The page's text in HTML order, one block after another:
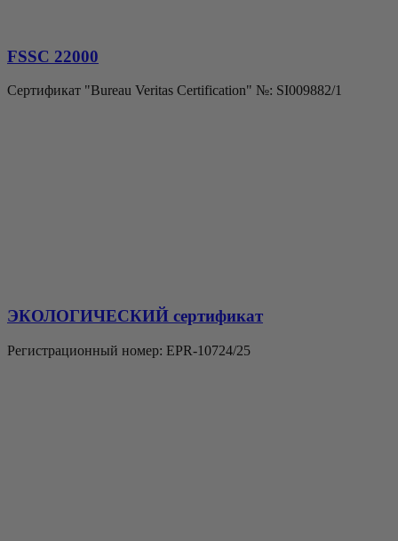
FSSC 22000
Сертификат "Bureau Veritas Certification" №: SI009882/1
ЭКОЛОГИЧЕСКИЙ сертификат
Регистрационный номер: EPR-10724/25